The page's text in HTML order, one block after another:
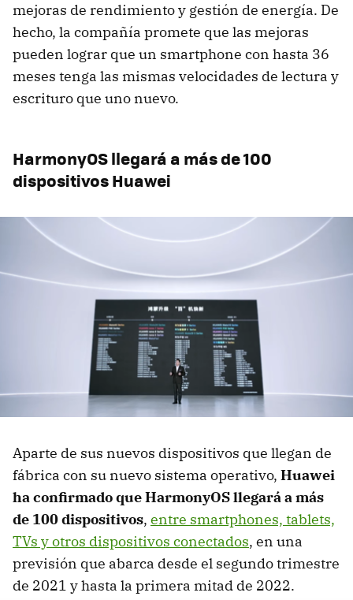
mejoras de rendimiento y gestión de energía. De
hecho, la compañía promete que las mejoras
pueden lograr que un smartphone con hasta 36
meses tenga las mismas velocidades de lectura y
escrituro que uno nuevo.
HarmonyOS llegará a más de 100
dispositivos Huawei
Aparte de sus nuevos dispositivos que llegan de
fábrica con su nuevo sistema operativo, Huawei
ha confirmado que HarmonyOS llegará a más
de 100 dispositivos, entre smartphones, tablets,
TVs y otros dispositivos conectados, en una
previsión que abarca desde el segundo trimestre
de 2021 y hasta la primera mitad de 2022.